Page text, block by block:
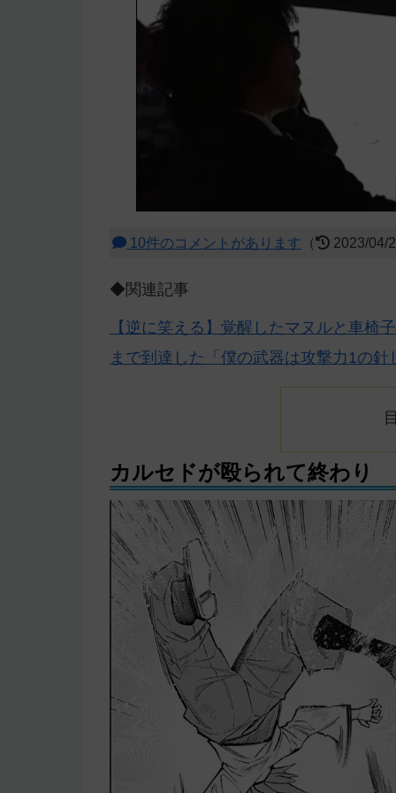
10件のコメントがあります （ 2023/04/
◆関連記事
【逆に笑える】覚醒したマヌルと車椅
まで到達した「僕の武器は攻撃力1の
カルセドが殴られて終わり